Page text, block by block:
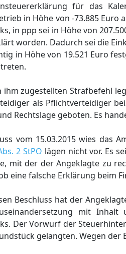
für das
in Höhe von -73.885 Euro
in ppp sei in Höhe von
worden. Dadurch sei die
in Höhe von 19.521 Euro
ihm zugestellten Strafbefehl
als Pflichtverteidiger
Rechtslage geboten. Es
vom 15.03.2015 wies das
2 StPO lägen nicht vor. Es
mit der der Angeklagte zu
eine falsche Erklärung beim
Beschluss hat der
mit
Der Vorwurf der
gelangten. Wegen